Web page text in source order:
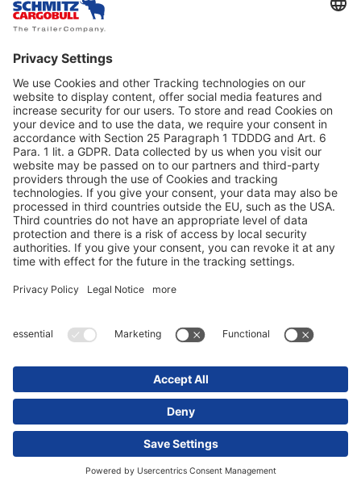
Protection des donnéesMentions obligatoires/légales
© 2025 Schmitz Cargobull. All Rights Reserved